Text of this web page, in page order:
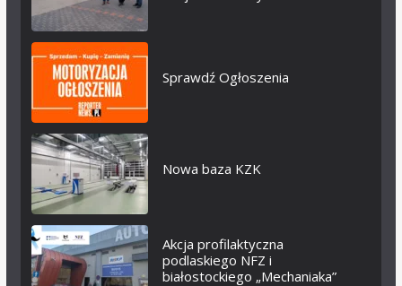
Sprawdź Ogłoszenia
Nowa baza KZK
Akcja profilaktyczna
podlaskiego NFZ i
białostockiego „Mechaniaka”